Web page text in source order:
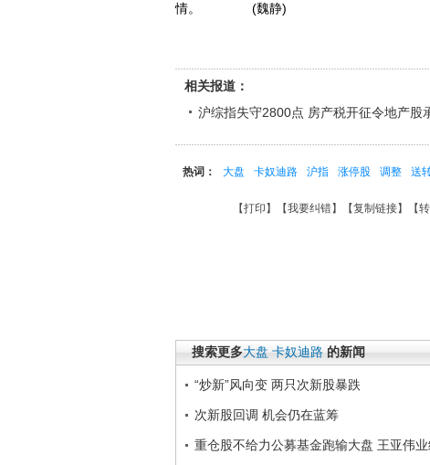
情。 (魏静)
相关报道：
沪综指失守2800点 房产税开征令地产股
热词： 大盘 卡奴迪路 沪指 涨停股 调整 送
【打印 】【我要纠错】【复制链接】【
搜索更多大盘 卡奴迪路 的新闻
“炒新”风向变 两只次新股暴跌
次新股回调 机会仍在蓝筹
重仓股不给力公募基金跑输大盘 王亚伟